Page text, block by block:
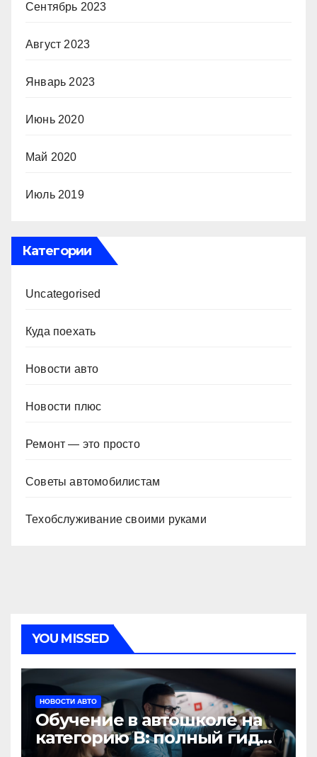
Сентябрь 2023
Август 2023
Январь 2023
Июнь 2020
Май 2020
Июль 2019
Категории
Uncategorised
Куда поехать
Новости авто
Новости плюс
Ремонт — это просто
Советы автомобилистам
Техобслуживание своими руками
YOU MISSED
НОВОСТИ АВТО
Обучение в автошколе на
категорию В: полный гид